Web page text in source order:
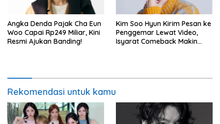
Angka Denda Pajak Cha Eun
Woo Capai Rp249 Miliar, Kini
Resmi Ajukan Banding!
Kim Soo Hyun Kirim Pesan ke
Penggemar Lewat Video,
Isyarat Comeback Makin
Rekomendasi untuk kamu